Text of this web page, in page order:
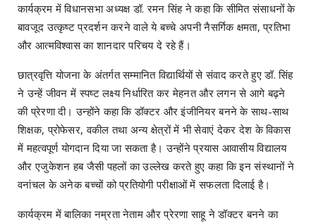
कार्यक्रम में विधानसभा अध्यक्ष डॉ. रमन सिंह ने कहा कि सीमित संसाधनों के
बावजूद उत्कृष्ट प्रदर्शन करने वाले ये बच्चे अपनी नैसर्गिक क्षमता, प्रतिभा
और आत्मविश्वास का शानदार परिचय दे रहे हैं।
छात्रवृत्ति योजना के अंतर्गत सम्मानित विद्यार्थियों से संवाद करते हुए डॉ. सिंह
ने उन्हें जीवन में स्पष्ट लक्ष्य निर्धारित कर मेहनत और लगन से आगे बढ़ने
की प्रेरणा दी। उन्होंने कहा कि डॉक्टर और इंजीनियर बनने के साथ-साथ
शिक्षक, प्रोफेसर, वकील तथा अन्य क्षेत्रों में भी सेवाएं देकर देश के विकास
में महत्वपूर्ण योगदान दिया जा सकता है। उन्होंने प्रयास आवासीय विद्यालय
और एजुकेशन हब जैसी पहलों का उल्लेख करते हुए कहा कि इन संस्थानों ने
वनांचल के अनेक बच्चों को प्रतियोगी परीक्षाओं में सफलता दिलाई है।
कार्यक्रम में बालिका नम्रता नेताम और प्रेरणा साहू ने डॉक्टर बनने का